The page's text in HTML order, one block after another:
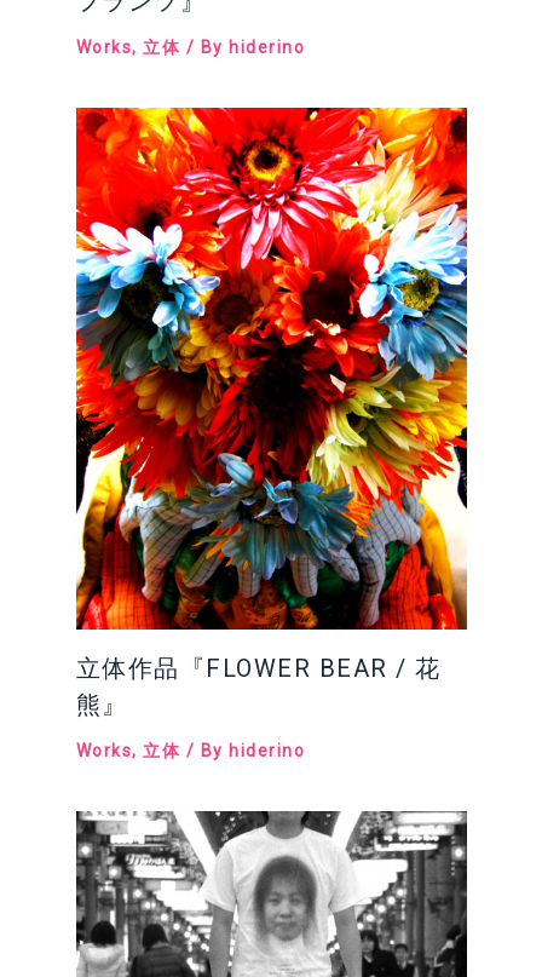
Works, 立体 / By hiderino
立体作品『FLOWER BEAR / 花
熊』
Works, 立体 / By hiderino